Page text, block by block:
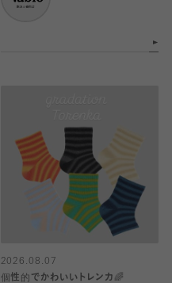
2026.08.07
個性的でかわいいトレンカ🌈